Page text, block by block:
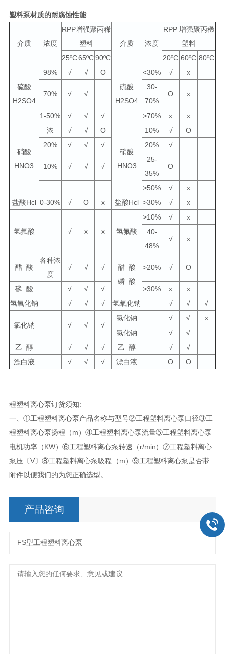
塑料泵材质的耐腐蚀性能
介质 浓度
RPP增强聚丙稀
塑料
介质 浓度
RPP 增强聚丙稀
塑料
25ºC65ºC90ºC 20ºC 60ºC 80ºC
硫酸
H2SO4
98% √ √
О
硫酸
H2SO4
<30% √ x
70% √ √
30-
70%
О x
1-50% √ √ √ >70% x x
硝酸
HNO3
浓 √ √ О
硝酸
HNO3
10% √
О
20%
√ √ √ 20% √
10% √ √ √
25-
35%
О
>50% √
x
盐酸Hcl 0-30% √ О x 盐酸Hcl >30% √ x
氢氟酸 √ x x 氢氟酸
>10% √
x
40-
48%
√ x
醋 酸
各种浓
度
√ √ √
醋 酸
磷 酸
>20% √ О
磷 酸 √ √ √ >30% x
x
氢氧化钠
√ √ √ 氢氧化钠 √ √ √
氯化钠 √ √ √
氯化钠 √ √
x
氯化钠
√
√
乙 醇
√ √ √ 乙 醇 √
√
漂白液
√ √ √ 漂白液 О О
程塑料离心泵订货须知:
一、①工程塑料离心泵产品名称与型号②工程塑料离心泵口径③工
程塑料离心泵扬程（m）④工程塑料离心泵流量⑤工程塑料离心泵
电机功率（KW）⑥工程塑料离心泵转速（r/min）⑦工程塑料离心
泵压〔V〕⑧工程塑料离心泵吸程（m）⑨工程塑料离心泵是否带
附件以便我们的为您正确选型。
产品咨询